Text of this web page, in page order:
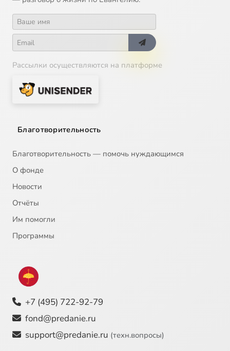
15
16 Сорок мучеников Севастийских, 22 марта
18 БЛАГОВЕЩЕНИЕ, 7 апреля
21
23 ПАСХА
25
26
ВОЗНЕСЕНИЕ
Рассылки осуществляются на платформе
Благотворительность
Благотворительность — помочь нуждающимся
О фонде
Новости
Отчёты
Им помогли
Программы
+7 (495) 722-92-79
fond@predanie.ru
support@predanie.ru (техн.вопросы)